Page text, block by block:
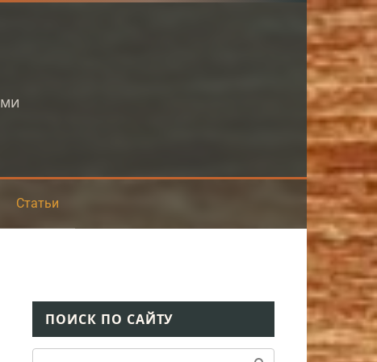
Статьи
ПОИСК ПО САЙТУ